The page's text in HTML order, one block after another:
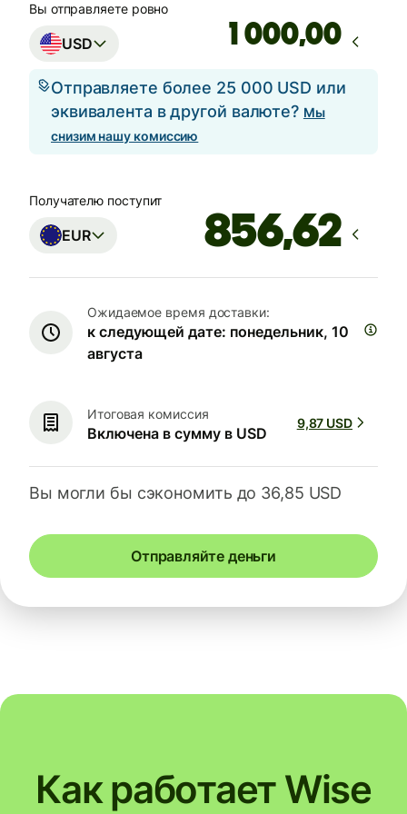
Вы отправляете ровно
USD ,00
Отправляете более 25 000 USD или
эквивалента в другой валюте? Мы
снизим нашу комиссию
Получателю поступит
EUR
Ожидаемое время доставки:
к следующей дате: понедельник, 10
августа
Итоговая комиссия
Включена в сумму в USD
9,87 USD
Вы могли бы сэкономить до 36,85 USD
Отправляйте деньги
Как работает Wise